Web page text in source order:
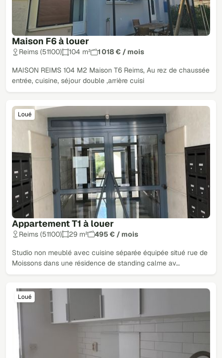
Maison F6 à louer
Reims (51100) 104 m² 1 018 € / mois
MAISON REIMS 104 M2 Maison T6 Reims, Au rez de chaussée
entrée, cuisine, séjour double ,arrière cuisi
Appartement T1 à louer
Loué
Reims (51100) 29 m² 495 € / mois
Studio non meublé avec cuisine séparée équipée situé rue de
Moissons dans une résidence de standing calme av…
Loué